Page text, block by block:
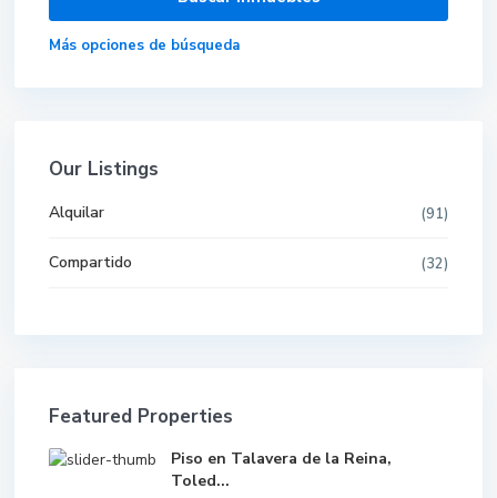
Más opciones de búsqueda
Our Listings
Alquilar (91)
Compartido (32)
Featured Properties
Piso en Talavera de la Reina,
Toled...